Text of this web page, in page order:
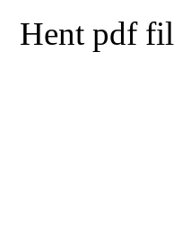
Hent pdf fil